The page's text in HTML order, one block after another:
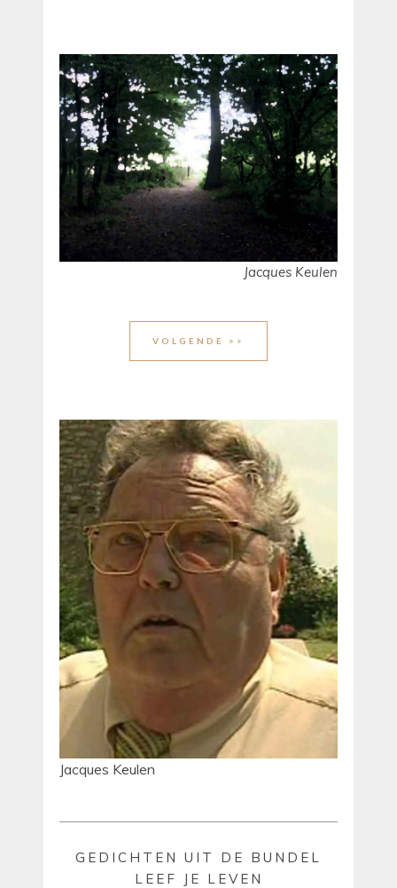
Jacques Keulen
VOLGENDE >>
Jacques Keulen
GEDICHTEN UIT DE BUNDEL
LEEF JE LEVEN